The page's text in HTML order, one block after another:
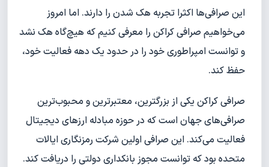
این صرافی‌ها اکثرا تجربه هک شدن را دارند. اما امروز
می‌خواهیم صرافی‌ کراکن را معرفی کنیم که هیچ‌گاه هک نشد
و توانست امپراطوری خود را در حدود یک دهه فعالیت خود،
حفظ کند.
صرافی کراکن یکی از بزرگترین، معتبرترین و محبوب‌ترین
صرافی‌های جهان است که در حوزه مبادله ارزهای دیجیتال
فعالیت می‌کند. این صرافی اولین شرکت رمزنگاری ایالات
متحده بود که توانست مجوز بانکداری دولتی را دریافت کند.